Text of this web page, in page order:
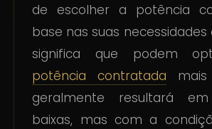
de escolher a potência
base nas suas necessidades
significa que podem
potência contratada
geralmente resultará
baixas, mas com a